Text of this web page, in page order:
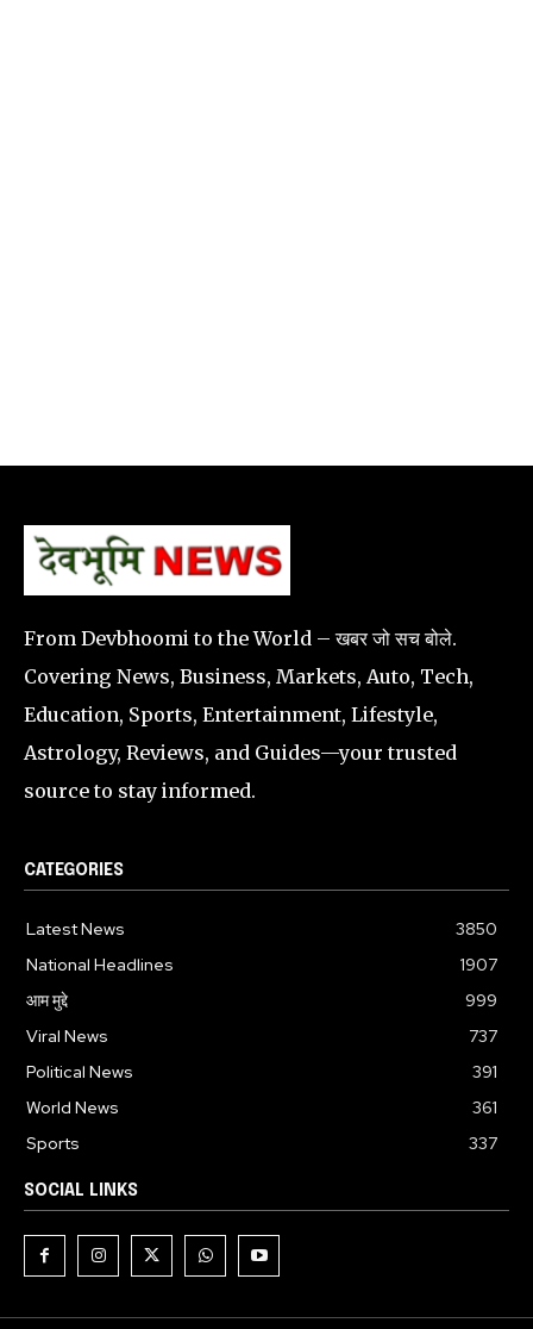
From Devbhoomi to the World – खबर जो सच बोले.
Covering News, Business, Markets, Auto, Tech,
Education, Sports, Entertainment, Lifestyle,
Astrology, Reviews, and Guides—your trusted
source to stay informed.
CATEGORIES
Latest News
3850
National Headlines
1907
आम मुद्दे
999
Viral News
737
Political News
391
World News
361
Sports
337
SOCIAL LINKS